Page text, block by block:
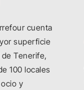
cuenta
superficie
Tenerife,
100 locales
y